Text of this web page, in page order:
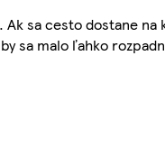
sa cesto dostane na
sa malo ľahko